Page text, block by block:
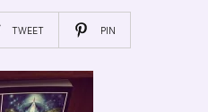
TWEET PIN